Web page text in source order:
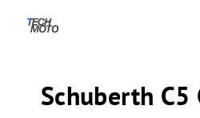
Schuberth C5